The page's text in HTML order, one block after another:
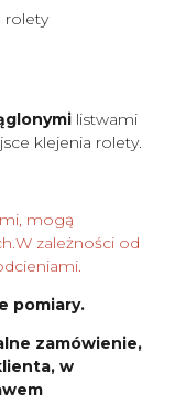
rolety
listwami
klejenia rolety.
mogą
zależności od
pomiary.
zamówienie,
w